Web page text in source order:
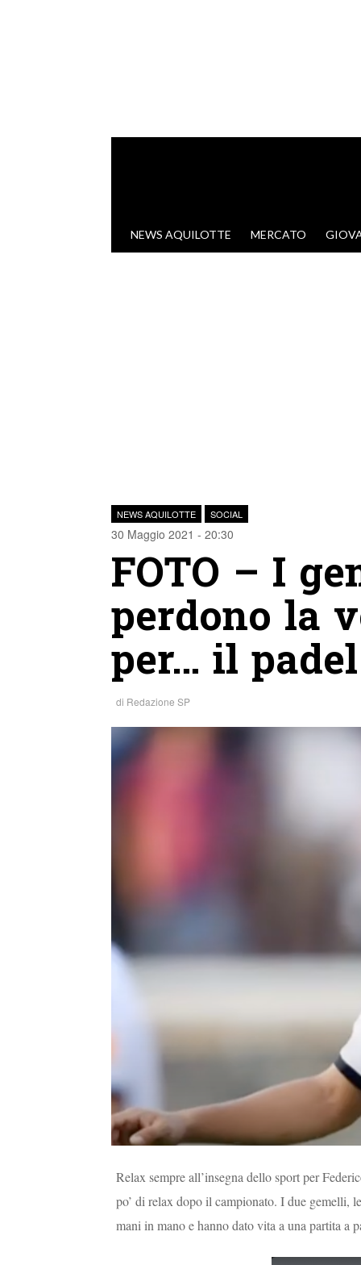
VAI AL CONTENUTO
NEWS AQUILOTTE MERCATO
NEWS AQUILOTTE SOCIAL
30 Maggio 2021 - 20:30
FOTO – I
perdono la
per… il padel
di Redazione SP
Relax sempre all’insegna dello sport per
po’ di relax dopo il campionato. I due gemelli,
mani in mano e hanno dato vita a una partita a